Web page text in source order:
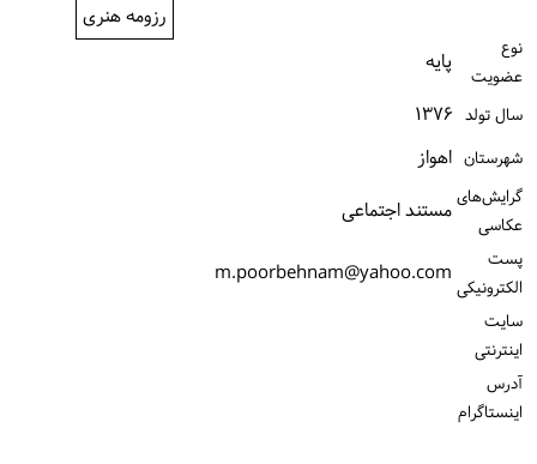
رزومه هنری
نوع
عضویت
پایه
سال تولد ۱۳۷۶
شهرستان اهواز
گرایش‌های
عکاسی
مستند اجتماعی
پست
الكترونیكی m.poorbehnam@yahoo.com
سایت
اینترنتی
آدرس
اینستاگرام